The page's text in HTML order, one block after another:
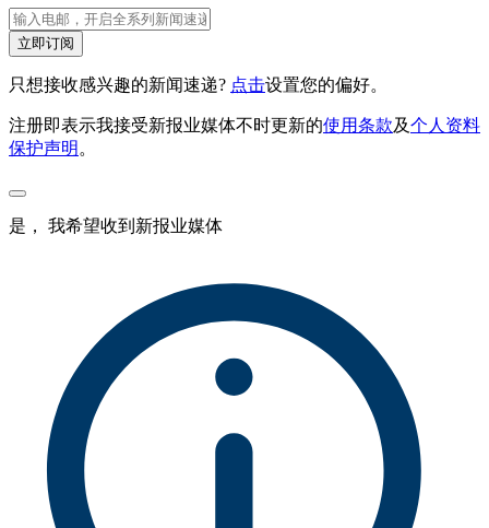
立即订阅
只想接收感兴趣的新闻速递? 点击设置您的偏好。
注册即表示我接受新报业媒体不时更新的使用条款及个人资料
保护声明 。
是， 我希望收到新报业媒体